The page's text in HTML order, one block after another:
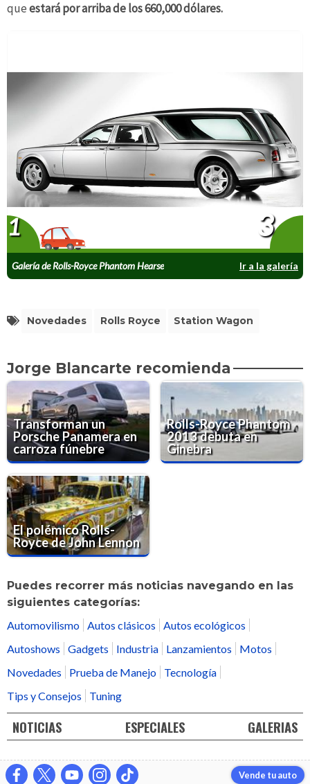
queestará por arriba de los 660,000 dólares.
Galería de Rolls-Royce Phantom Hearse Ir a la galería
1 3
Novedades Rolls Royce Station Wagon
Jorge Blancarte recomienda
Transforman un
Porsche Panamera en
carroza fúnebre
Rolls-Royce Phantom
2013 debuta en
Ginebra
El polémico Rolls-
Royce de John Lennon
Puedes recorrer más noticias navegando en las
siguientes categorías:
Automovilismo Autos clásicos
Autos ecológicos
Autoshows
Gadgets Industria Lanzamientos
Motos
Novedades
Prueba de Manejo
Tecnología
Tips y Consejos
Tuning
NOTICIAS ESPECIALES GALERIAS
Vende tu auto